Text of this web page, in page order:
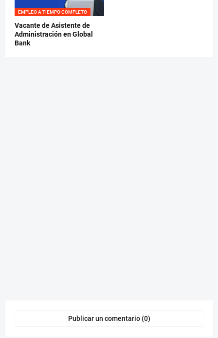
EMPLEO A TIEMPO COMPLETO
Vacante de Asistente de
Administración en Global
Bank
Publicar un comentario (0)